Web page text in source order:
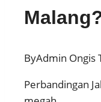
ByAdmin Ongis
Perbandingan